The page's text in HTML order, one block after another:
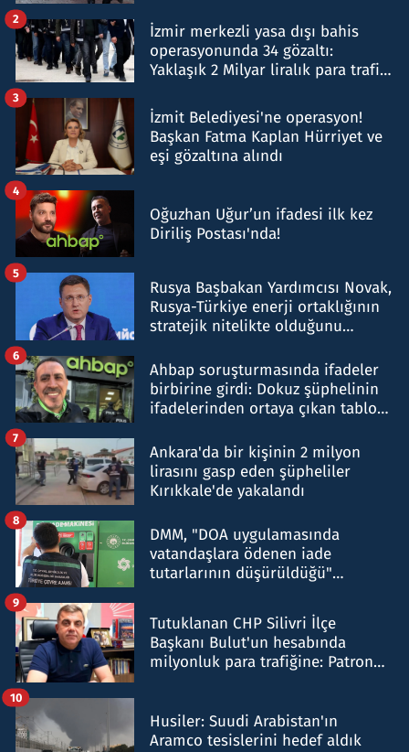
İzmir merkezli yasa dışı bahis
operasyonunda 34 gözaltı:
Yaklaşık 2 Milyar liralık para trafiği
2
İzmit Belediyesi'ne operasyon!
Başkan Fatma Kaplan Hürriyet ve
eşi gözaltına alındı
3
Oğuzhan Uğur’un ifadesi ilk kez
Diriliş Postası'nda!
4
Rusya Başbakan Yardımcısı Novak,
Rusya-Türkiye enerji ortaklığının
stratejik nitelikte olduğunu
5
Ahbap soruşturmasında ifadeler
birbirine girdi: Dokuz şüphelinin
ifadelerinden ortaya çıkan tablo
6
Ankara'da bir kişinin 2 milyon
lirasını gasp eden şüpheliler
Kırıkkale'de yakalandı
7
DMM, "DOA uygulamasında
vatandaşlara ödenen iade
tutarlarının düşürüldüğü"
8
Tutuklanan CHP Silivri İlçe
Başkanı Bulut'un hesabında
milyonluk para trafiğine: Patron
9
Husiler: Suudi Arabistan'ın
Aramco tesislerini hedef aldık
10